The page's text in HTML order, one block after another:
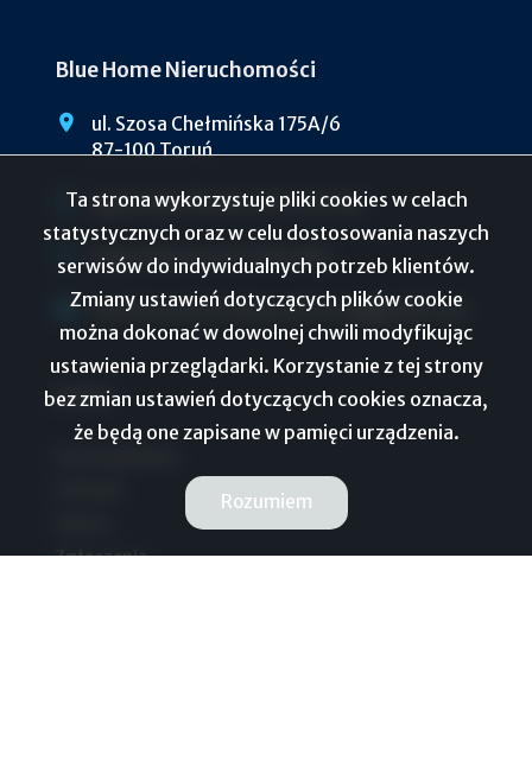
Blue Home Nieruchomości
ul. Szosa Chełmińska 175A/6
87-100 Toruń
Agnieszka Płachta 510 262 960
Adam Płachta 507 069 689
bluehomenieruchomoscitorun@gmail.com
menu
Zgłoszenia
Ta strona wykorzystuje pliki cookies w celach
statystycznych oraz w celu dostosowania naszych
serwisów do indywidualnych potrzeb klientów.
Zmiany ustawień dotyczących plików cookie
można dokonać w dowolnej chwili modyfikując
ustawienia przeglądarki. Korzystanie z tej strony
bez zmian ustawień dotyczących cookies oznacza,
że będą one zapisane w pamięci urządzenia.
Rozumiem